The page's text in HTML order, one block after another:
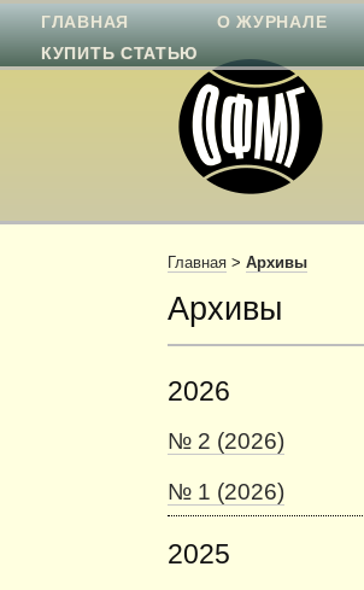
ГЛАВНАЯ О ЖУРНАЛЕ
КУПИТЬ СТАТЬЮ
Главная >Архивы
Архивы
2026
№ 2 (2026)
№ 1 (2026)
2025